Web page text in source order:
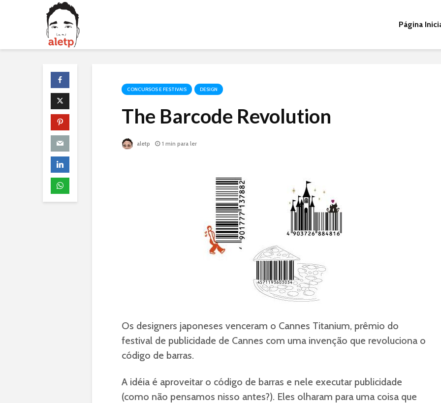
Página
CONCURSOS E FESTIVAIS DESIGN
The Barcode Revolution
aletp 1 min para ler
Os designers japoneses venceram o Cannes Titanium, prêmio do
festival de publicidade de Cannes com uma invenção que revoluciona o
código de barras.
A idéia é aproveitar o código de barras e nele executar publicidade
(como não pensamos nisso antes?). Eles olharam para uma coisa que